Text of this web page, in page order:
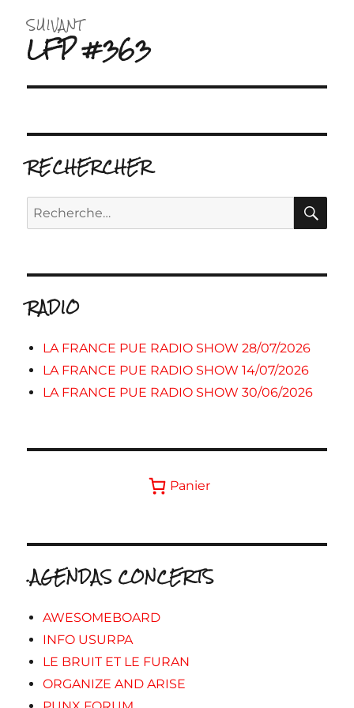
SUIVANT
Publication
LFP #363
RECHERCHER
Recherche
pour :
RADIO
LA FRANCE PUE RADIO SHOW 28/07/2026
LA FRANCE PUE RADIO SHOW 14/07/2026
LA FRANCE PUE RADIO SHOW 30/06/2026
Panier
.AGENDAS CONCERTS
AWESOMEBOARD
INFO USURPA
LE BRUIT ET LE FURAN
ORGANIZE AND ARISE